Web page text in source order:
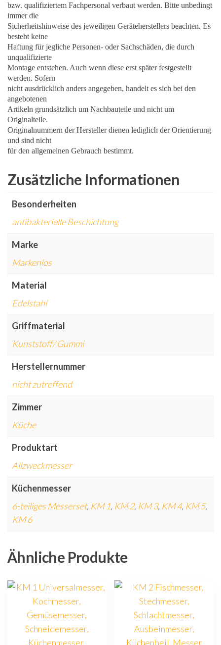
bzw. qualifiziertem Fachpersonal verbaut werden. Bitte unbedingt
immer die
Sicherheitshinweise des jeweiligen Geräteherstellers beachten. Es
besteht keine
Haftung für jegliche Personen- oder Sachschäden, die durch
unqualifizierte
Montage entstehen. Auch wenn diese erst später festgestellt
werden. Sofern
nicht ausdrücklich anders angegeben, handelt es sich bei den
angebotenen
Artikeln grundsätzlich um Nachbauteile und nicht um
Originalteile.
Originalnummern der Hersteller dienen lediglich der Orientierung
und sind nicht
für den allgemeinen Gebrauch bestimmt.
Zusätzliche Informationen
Besonderheiten
antibakterielle Beschichtung
Marke
Markenlos
Material
Edelstahl
Griffmaterial
Kunststoff/ Gummi
Herstellernummer
nicht zutreffend
Zimmer
Küche
Produktart
Allzweckmesser
Küchenmesser
6-teiliges Messerset, KM 1, KM 2, KM 3, KM 4, KM 5,
KM 6
Ähnliche Produkte